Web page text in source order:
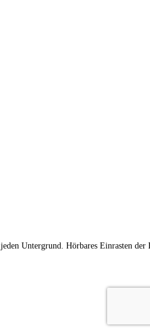
Untergrund. Hörbares Einrasten der